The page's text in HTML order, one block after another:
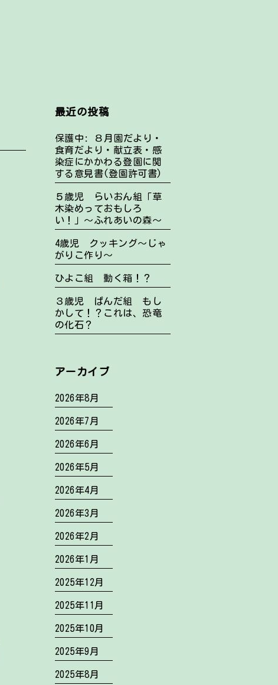
最近の投稿
保護中: ８月園だより・
食育だより・献立表・感
染症にかかわる登園に関
する意見書(登園許可書)
５歳児 らいおん組「草
木染めっておもしろ
い！」～ふれあいの森～
4歳児 クッキング～じゃ
がりこ作り～
ひよこ組 動く箱！？
３歳児 ぱんだ組 もし
かして！？これは、恐竜
の化石？
アーカイブ
2026年8月
2026年7月
2026年6月
2026年5月
2026年4月
2026年3月
2026年2月
2026年1月
2025年12月
2025年11月
2025年10月
2025年9月
2025年8月